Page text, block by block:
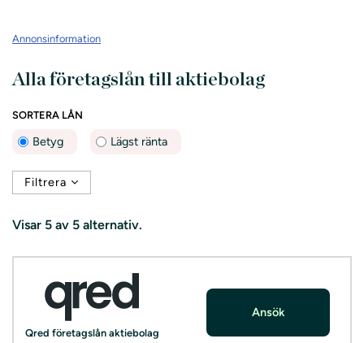
Annonsinformation
Alla företagslån till aktiebolag
SORTERA LÅN
Betyg Lägst ränta
Filtrera
Visar 5 av 5 alternativ.
Qred företagslån aktiebolag
Ansök